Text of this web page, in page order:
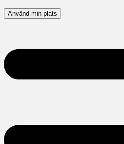
Använd min plats